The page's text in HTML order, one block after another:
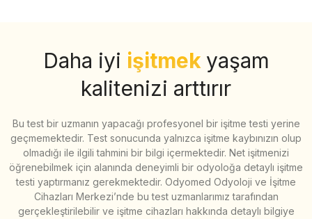
Daha iyi işitmek yaşam
kalitenizi arttırır
Bu test bir uzmanın yapacağı profesyonel bir işitme testi yerine
geçmemektedir. Test sonucunda yalnızca işitme kaybınızın olup
olmadığı ile ilgili tahmini bir bilgi içermektedir. Net işitmenizi
öğrenebilmek için alanında deneyimli bir odyoloğa detaylı işitme
testi yaptırmanız gerekmektedir. Odyomed Odyoloji ve İşitme
Cihazları Merkezi’nde bu test uzmanlarımız tarafından
gerçekleştirilebilir ve işitme cihazları hakkında detaylı bilgiye